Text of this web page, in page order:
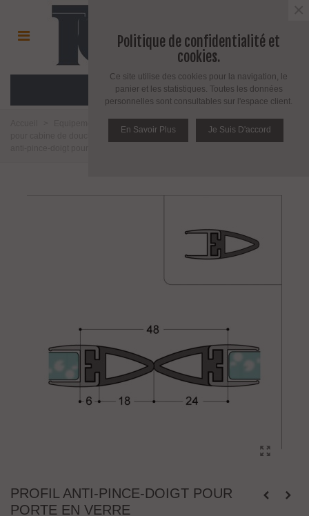
MENU
PROFIL ANTI-PINCE-DOIGT POUR
PORTE EN VERRE
Politique de confidentialité et
cookies.
Ce site utilise des cookies pour la navigation, le
panier et les statistiques. Toutes les données
personnelles sont consultables sur l'espace client.
En Savoir Plus Je Suis D'accord